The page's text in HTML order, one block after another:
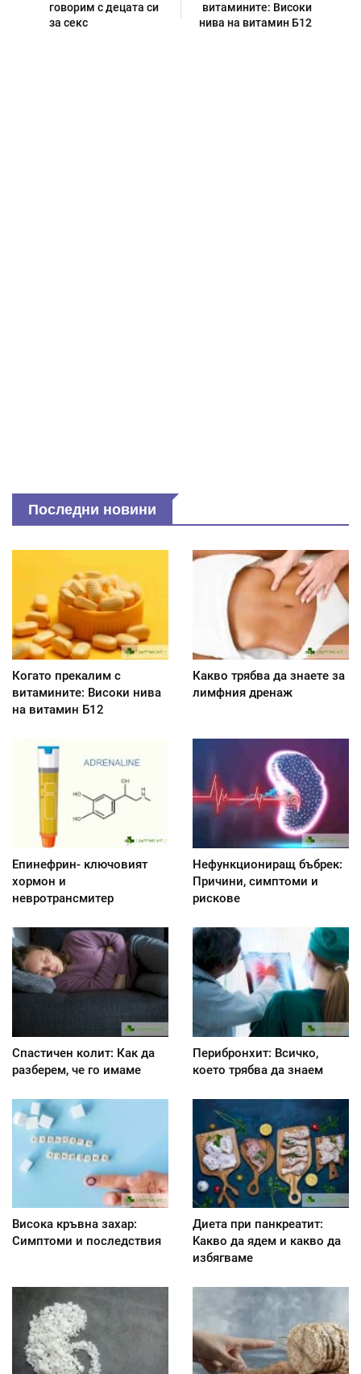
говорим с децата си
за секс
витамините: Високи
нива на витамин Б12
Последни новини
Когато прекалим с
витамините: Високи нива
на витамин Б12
Какво трябва да знаете за
лимфния дренаж
Епинефрин- ключовият
хормон и
невротрансмитер
Нефункциониращ бъбрек:
Причини, симптоми и
рискове
Спастичен колит: Как да
разберем, че го имаме
Перибронхит: Всичко,
което трябва да знаем
Висока кръвна захар:
Симптоми и последствия
Диета при панкреатит:
Kакво да ядем и какво да
избягваме